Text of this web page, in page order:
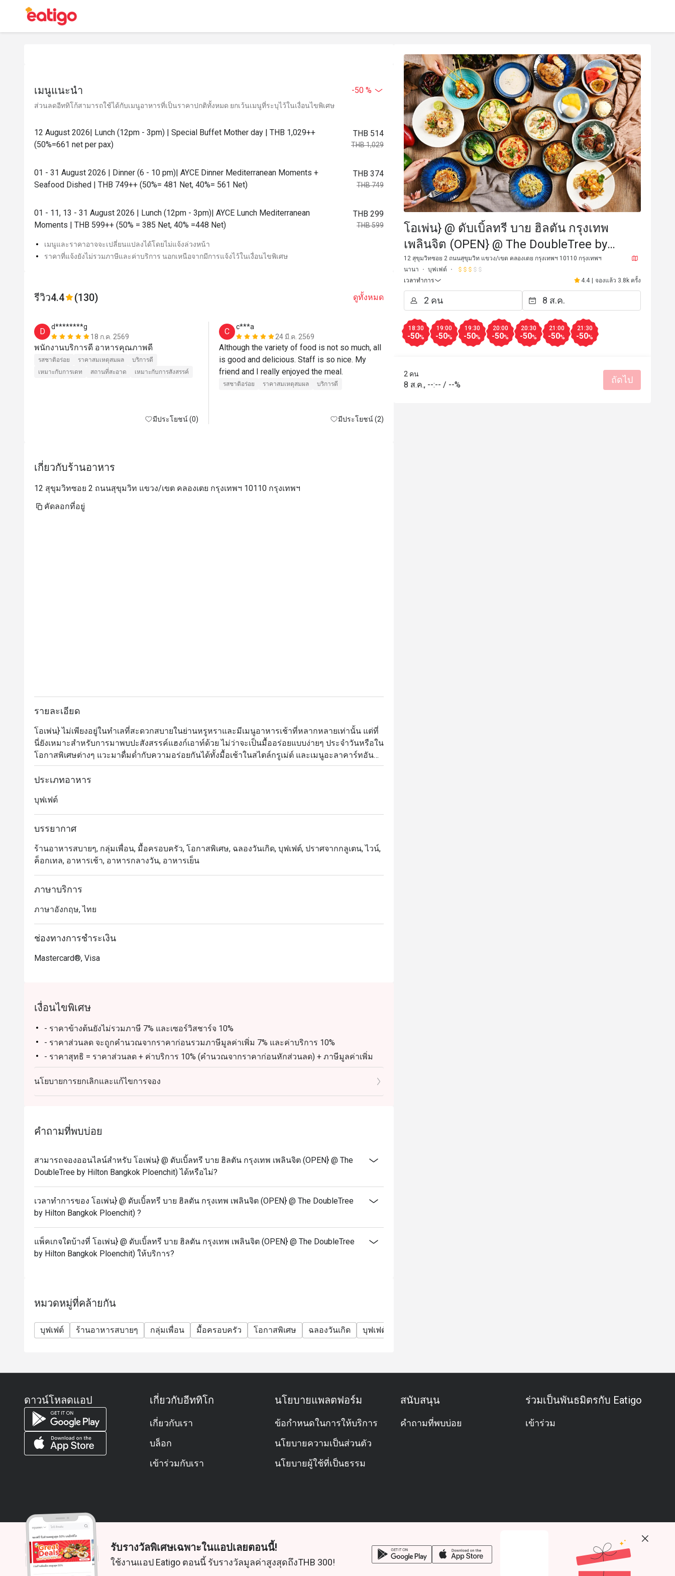
เมนูแนะนำ -50 %
ส่วนลดอีททิโก้สามารถใช้ได้กับเมนูอาหารที่เป็นราคาปกติทั้งหมด ยกเว้นเมนูที่ระบุไว้ในเงื่อนไขพิเศษ
12 August 2026| Lunch (12pm - 3pm) | Special Buffet Mother day | THB 1,029++
(50%=661 net per pax)
THB 514
THB 1,029
01 - 31 August 2026 | Dinner (6 - 10 pm)| AYCE Dinner Mediterranean Moments +
Seafood Dished | THB 749++ (50%= 481 Net, 40%= 561 Net)
THB 374
THB 749
01 - 11, 13 - 31 August 2026 | Lunch (12pm - 3pm)| AYCE Lunch Mediterranean
Moments | THB 599++ (50% = 385 Net, 40% =448 Net)
THB 299
THB 599
เมนูและราคาอาจจะเปลี่ยนแปลงได้โดยไม่แจ้งล่วงหน้า
ราคาที่แจ้งยังไม่รวมภาษีและค่าบริการ นอกเหนือจากมีการแจ้งไว้ในเงื่อนไขพิเศษ
รีวิว4.4 (130) ดูทั้งหมด
D
d********g
18 ก.ค. 2569
พนักงานบริการดี อาหารคุณภาพดี
รสชาติอร่อย ราคาสมเหตุสมผล
บริการดี
เหมาะกับการเดท
สถานที่สะอาด เหมาะกับการสังสรรค์
มีประโยชน์ (0)
C
c***a
24 มี.ค. 2569
Although the variety of food is not so much, all
is good and delicious. Staff is so nice. My
รสชาติอร่อย ราคาสมเหตุสมผล บริการดี
มีประโยชน์ (2)
J
J*******N
2 ก.พ. 2569
Friendly Staff was very good !
เหมาะกับการเดท
S
The food variety is
Since the portion is
wastage. Anyway, for
เกี่ยวกับร้านอาหาร
12 สุขุมวิทซอย 2 ถนนสุขุมวิท แขวง/เขต คลองเตย กรุงเทพฯ 10110 กรุงเทพฯ
คัดลอกที่อยู่
รายละเอียด
โอเพ่น} ไม่เพียงอยู่ในทำเลที่สะดวกสบายในย่านหรูหราและมีเมนูอาหารเช้าที่หลากหลายเท่านั้น แต่ที่
นี่ยังเหมาะสำหรับการมาพบปะสังสรรค์แฮงก์เอาท์ด้วย ไม่ว่าจะเป็นมื้ออร่อยแบบง่ายๆ ประจำวันหรือใน
โอกาสพิเศษต่างๆ แวะมาดื่มด่ำกับความอร่อยกันได้ทั้งมื้อเช้าในสไตล์กรูเม่ต์ และเมนูอะลาคาร์ทอัน
เย้ายวนใจมากมายที่ให้บริการในระหว่างวัน ซึ่งทางร้านก็มีตัวเลือกสำหรับทุกรสนิยมและครอบคลุมทั้ง
อาหารเอเชียและตะวันตก รวมถึงมื้อง่ายๆ อย่างแซนด์วิช เบอร์เกอร์ และพาสต้าด้วย
ประเภทอาหาร
บุฟเฟต์
บรรยากาศ
ร้านอาหารสบายๆ, กลุ่มเพื่อน, มื้อครอบครัว, โอกาสพิเศษ, ฉลองวันเกิด, บุฟเฟต์, ปราศจากกลูเตน, ไวน์,
ค็อกเทล, อาหารเช้า, อาหารกลางวัน, อาหารเย็น
ภาษาบริการ
ภาษาอังกฤษ, ไทย
ช่องทางการชำระเงิน
Mastercard®, Visa
เงื่อนไขพิเศษ
- ราคาข้างต้นยังไม่รวมภาษี 7% และเซอร์วิสชาร์จ 10%
- ราคาส่วนลด จะถูกคำนวณจากราคาก่อนรวมภาษีมูลค่าเพิ่ม 7% และค่าบริการ 10%
- ราคาสุทธิ = ราคาส่วนลด + ค่าบริการ 10% (คำนวณจากราคาก่อนหักส่วนลด) + ภาษีมูลค่าเพิ่ม
7%
:::::::::::::::::::::::::::::::::::::::::::::::::::::::::::::::::::::::::::::::::::::::::::::::::::::::::::::::::
อาหารสำหรับเด็ก นโยบายราคา:
อายุต่ำกว่า 6 ปี: ฟรี
นโยบายการยกเลิกและแก้ไขการจอง
คำถามที่พบบ่อย
สามารถจองออนไลน์สำหรับ โอเพ่น} @ ดับเบิ้ลทรี บาย ฮิลตัน กรุงเทพ เพลินจิต (OPEN} @ The
DoubleTree by Hilton Bangkok Ploenchit) ได้หรือไม่?
เวลาทำการของ โอเพ่น} @ ดับเบิ้ลทรี บาย ฮิลตัน กรุงเทพ เพลินจิต (OPEN} @ The DoubleTree
by Hilton Bangkok Ploenchit) ?
แพ็คเกจใดบ้างที่ โอเพ่น} @ ดับเบิ้ลทรี บาย ฮิลตัน กรุงเทพ เพลินจิต (OPEN} @ The DoubleTree
by Hilton Bangkok Ploenchit) ให้บริการ?
หมวดหมู่ที่คล้ายกัน
บุฟเฟต์ ร้านอาหารสบายๆ กลุ่มเพื่อน มื้อครอบครัว โอกาสพิเศษ ฉลองวันเกิด บุฟเฟต์
โอเพ่น} @ ดับเบิ้ลทรี บาย ฮิลตัน กรุงเทพ
เพลินจิต (OPEN} @ The DoubleTree by
Hilton Bangkok Ploenchit)
12 สุขุมวิทซอย 2 ถนนสุขุมวิท แขวง/เขต คลองเตย กรุงเทพฯ 10110 กรุงเทพฯ
นานา
บุฟเฟต์
เวลาทำการ
4.4 จองแล้ว 3.8k ครั้ง
18:30
-50%
19:00
-50%
19:30
-50%
20:00
-50%
20:30
-50%
21:00
-50%
21:30
-50%
2 คน
8 ส.ค., --:-- / --% ถัดไป
ดาวน์โหลดแอป เกี่ยวกับอีททิโก
เกี่ยวกับเรา
บล็อก
เข้าร่วมกับเรา
นโยบายแพลตฟอร์ม
ข้อกำหนดในการให้บริการ
นโยบายความเป็นส่วนตัว
นโยบายผู้ใช้ที่เป็นธรรม
สนับสนุน
คำถามที่พบบ่อย
ร่วมเป็นพันธมิตรกับ Eatigo
เข้าร่วม
© 2026 Zoek. สงวนลิขสิทธิ์
รับรางวัลพิเศษเฉพาะในแอปเลยตอนนี้!
ใช้งานแอป Eatigo ตอนนี้ รับรางวัลมูลค่าสูงสุดถึงTHB 300!